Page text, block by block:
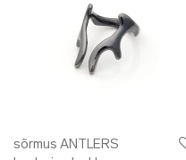
sõrmus ANTLERS